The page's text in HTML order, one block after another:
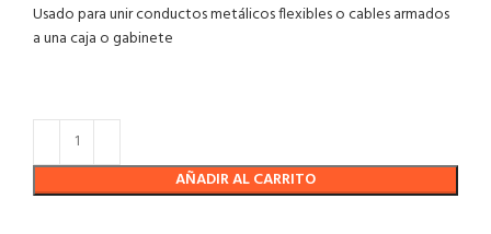
Usado para unir conductos metálicos flexibles o cables armados
a una caja o gabinete
AÑADIR AL CARRITO